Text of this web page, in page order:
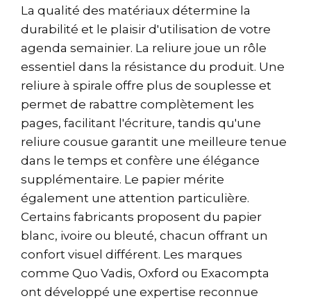
La qualité des matériaux détermine la
durabilité et le plaisir d'utilisation de votre
agenda semainier. La reliure joue un rôle
essentiel dans la résistance du produit. Une
reliure à spirale offre plus de souplesse et
permet de rabattre complètement les
pages, facilitant l'écriture, tandis qu'une
reliure cousue garantit une meilleure tenue
dans le temps et confère une élégance
supplémentaire. Le papier mérite
également une attention particulière.
Certains fabricants proposent du papier
blanc, ivoire ou bleuté, chacun offrant un
confort visuel différent. Les marques
comme Quo Vadis, Oxford ou Exacompta
ont développé une expertise reconnue